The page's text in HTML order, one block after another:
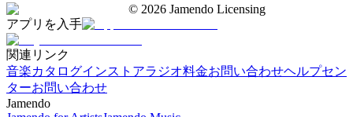
© 2026 Jamendo Licensing
アプリを入手
関連リンク
音楽カタログインストアラジオ料金お問い合わせヘルプセン
ターお問い合わせ
Jamendo